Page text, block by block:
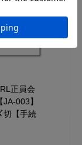
正員会
003】
切【手続